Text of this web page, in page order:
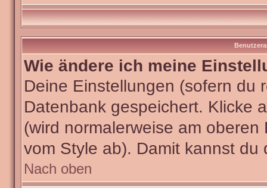
Wie ändere ich meine
Deine Einstellungen (sofern du
Datenbank gespeichert. Klicke
(wird normalerweise am
vom Style ab). Damit kannst
Nach oben